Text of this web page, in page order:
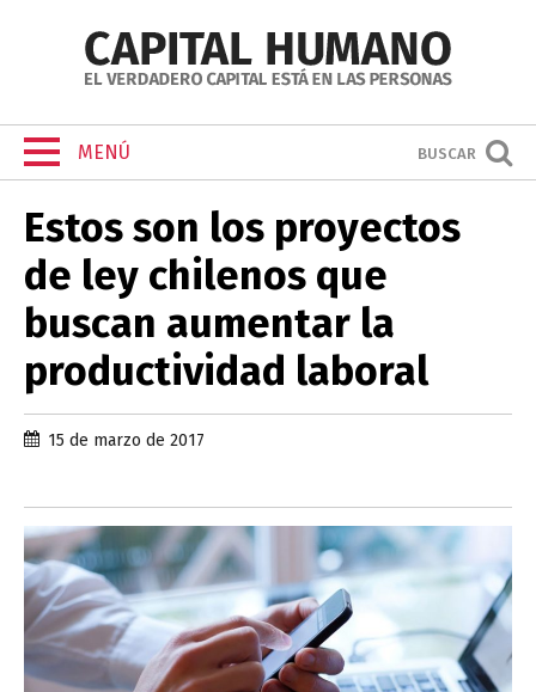
MENÚ BUSCAR
Estos son los proyectos
de ley chilenos que
buscan aumentar la
productividad laboral
15 de marzo de 2017